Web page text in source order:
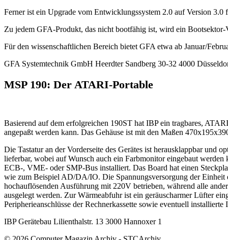
Ferner ist ein Upgrade vom Entwicklungssystem 2.0 auf Version
Zu jedem GFA-Produkt, das nicht bootfähig ist, wird ein
Für den wissenschaftlichen Bereich bietet GFA etwa ab Januar/
GFA Systemtechnik GmbH Heerdter Sandberg 30-32 4000
MSP 190: Der ATARI-Portable
Basierend auf dem erfolgreichen 190ST hat IBP ein tragbares,
angepaßt werden kann. Das Gehäuse ist mit den Maßen
Die Tastatur an der Vorderseite des Gerätes ist herausklappbar
lieferbar, wobei auf Wunsch auch ein Farbmonitor eingebaut
ECB-, VME- oder SMP-Bus installiert. Das Board hat einen
wie zum Beispiel AD/DA/IO. Die Spannungsversorgung der Einheit
hochauflösenden Ausführung mit 220V betrieben, während alle
ausgelegt werden. Zur Wärmeabfuhr ist ein geräuscharmer Lüfter
Peripherieanschlüsse der Rechnerkassette sowie eventuell
IBP Gerätebau Lilienthalstr. 13 3000 Hannoxer 1